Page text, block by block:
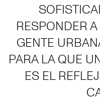
RESPONDER
GENTE
PARA LA QUE
ES EL